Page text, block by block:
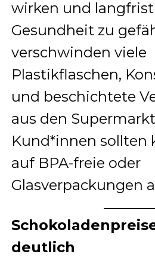
wirken und
Gesundheit zu
verschwinden viele
Plastikflaschen,
und beschichtete
aus den
Kund*innen sollten
auf BPA-freie oder
Glasverpackungen
deutlich